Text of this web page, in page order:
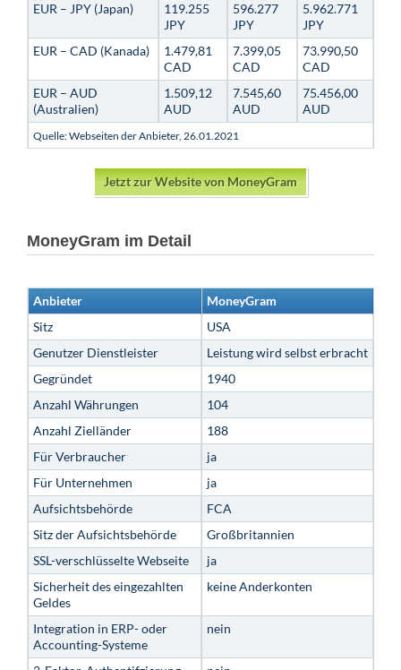
EUR – JPY (Japan)
119.255
JPY
596.277
JPY
5.962.771
JPY
EUR – CAD (Kanada)
1.479,81
CAD
7.399,05
CAD
73.990,50
CAD
EUR – AUD
(Australien)
1.509,12
AUD
7.545,60
AUD
75.456,00
AUD
Quelle: Webseiten der Anbieter, 26.01.2021
Jetzt zur Website von MoneyGram
MoneyGram im Detail
Anbieter
MoneyGram
Sitz
USA
Genutzer Dienstleister
Leistung wird selbst erbracht
Gegründet
1940
Anzahl Währungen
104
Anzahl Zielländer
188
Für Verbraucher
ja
Für Unternehmen
ja
Aufsichtsbehörde
FCA
Sitz der Aufsichtsbehörde
Großbritannien
SSL-verschlüsselte Webseite
ja
Sicherheit des eingezahlten
Geldes
keine Anderkonten
Integration in ERP- oder
Accounting-Systeme
nein